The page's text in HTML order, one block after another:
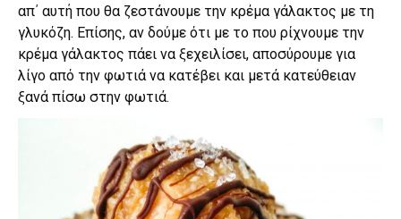
απ΄ αυτή που θα ζεστάνουμε την κρέμα γάλακτος με τη
γλυκόζη. Επίσης, αν δούμε ότι με το που ρίχνουμε την
κρέμα γάλακτος πάει να ξεχειλίσει, αποσύρουμε για
λίγο από την φωτιά να κατέβει και μετά κατεύθειαν
ξανά πίσω στην φωτιά.